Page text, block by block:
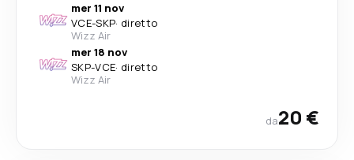
mer 11 nov
VCE-SKP· diretto
Wizz Air
mer 18 nov
SKP-VCE· diretto
Wizz Air
da20 €